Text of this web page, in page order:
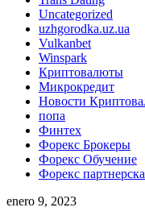
Uncategorized
uzhgorodka.uz.ua
Vulkanbet
Winspark
Криптовалюты
Микрокредит
Новости
попа
Финтех
Форекс Брокеры
Форекс Обучение
Форекс
enero 9, 2023